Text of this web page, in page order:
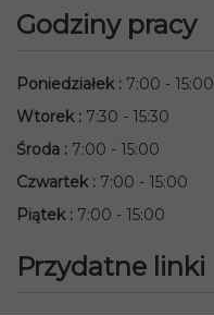
Godziny pracy
Poniedziałek: 7:00 - 15:00
Wtorek: 7:30 - 15:30
Środa : 7:00 - 15:00
Czwartek: 7:00 - 15:00
Piątek: 7:00 - 15:00
Przydatne linki